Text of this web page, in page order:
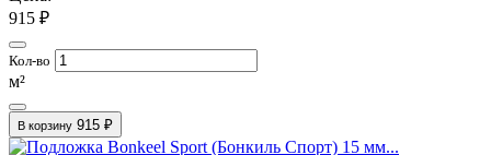
915 ₽
Кол-во
м²
В корзину 915 ₽